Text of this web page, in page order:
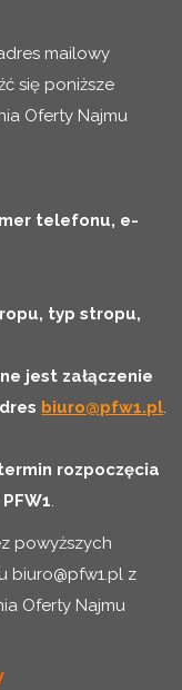
mailowy
się poniższe
Oferty Najmu
telefonu, e-
typ stropu,
jest załączenie
biuro@pfw1.pl.
rozpoczęcia
.
powyższych
biuro@pfw1.pl z
Oferty Najmu